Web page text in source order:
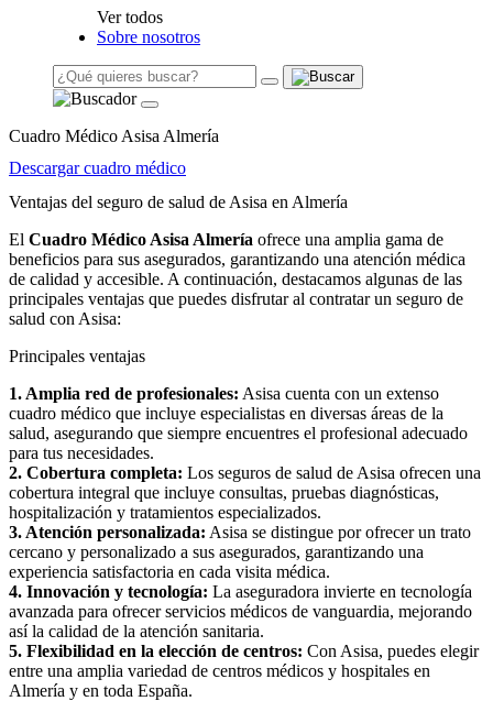
Ver todos
Sobre nosotros
Cuadro Médico Asisa Almería
Descargar cuadro médico
Ventajas del seguro de salud de Asisa en Almería
El Cuadro Médico Asisa Almería ofrece una amplia gama de
beneficios para sus asegurados, garantizando una atención médica
de calidad y accesible. A continuación, destacamos algunas de las
principales ventajas que puedes disfrutar al contratar un seguro de
salud con Asisa:
Principales ventajas
1. Amplia red de profesionales: Asisa cuenta con un extenso
cuadro médico que incluye especialistas en diversas áreas de la
salud, asegurando que siempre encuentres el profesional adecuado
para tus necesidades.
2. Cobertura completa: Los seguros de salud de Asisa ofrecen una
cobertura integral que incluye consultas, pruebas diagnósticas,
hospitalización y tratamientos especializados.
3. Atención personalizada: Asisa se distingue por ofrecer un trato
cercano y personalizado a sus asegurados, garantizando una
experiencia satisfactoria en cada visita médica.
4. Innovación y tecnología: La aseguradora invierte en tecnología
avanzada para ofrecer servicios médicos de vanguardia, mejorando
así la calidad de la atención sanitaria.
5. Flexibilidad en la elección de centros: Con Asisa, puedes elegir
entre una amplia variedad de centros médicos y hospitales en
Almería y en toda España.